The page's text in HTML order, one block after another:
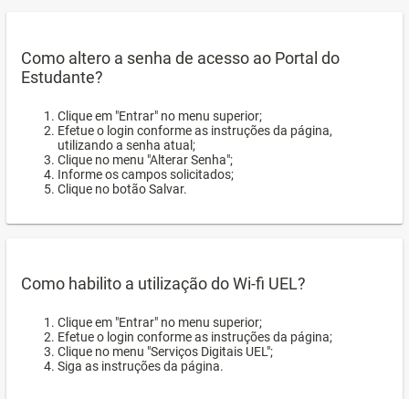
Como altero a senha de acesso ao Portal do
Estudante?
Clique em "Entrar" no menu superior;
Efetue o login conforme as instruções da página,
utilizando a senha atual;
Clique no menu "Alterar Senha";
Informe os campos solicitados;
Clique no botão Salvar.
Como habilito a utilização do Wi-fi UEL?
Clique em "Entrar" no menu superior;
Efetue o login conforme as instruções da página;
Clique no menu "Serviços Digitais UEL";
Siga as instruções da página.